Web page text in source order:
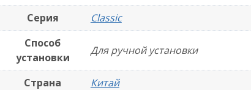
Серия
Classic
Способ
установки
Для ручной установки
Страна
Китай